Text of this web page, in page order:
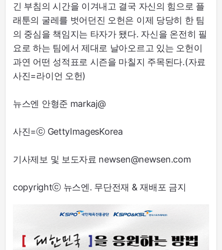
긴 부침의 시간을 이겨내고 결국 자신의 힘으로 플
래툰의 굴레를 벗어던진 오헌은 이제 당당히 한 팀
의 중심을 책임지는 타자가 됐다. 자신을 온전히 필
요로 하는 팀에서 제대로 날아오르고 있는 오헌이
과연 어떤 성적표로 시즌을 마칠지 주목된다.(자료
사진=라이언 오헌)
뉴스엔 안형준 markaj@
사진=ⓒ GettyImagesKorea
기사제보 및 보도자료 newsen@newsen.com
copyrightⓒ 뉴스엔. 무단전재 & 재배포 금지